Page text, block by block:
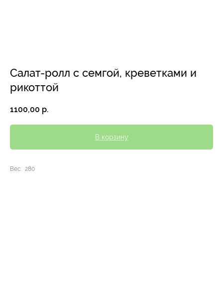
Салат-ролл с семгой, креветками и
рикоттой
1100,00 р.
В корзину
Вес: 280